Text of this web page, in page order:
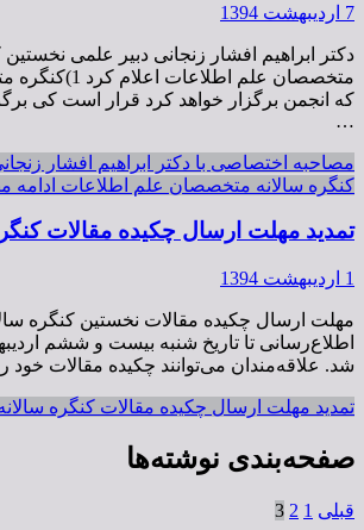
7 اردیبهشت 1394
دکتر ابراهیم افشار زنجانی دبیر علمی نخستین
متخصصان علم
که انجمن برگزار خواهد کرد قرار است کی
…
مصاحبه اختصاصی با دکتر ابراهیم افشار
کنگره سالانه متخصصان علم اطلاعات ادامه
تمدید مهلت ارسال چکیده مقالات
1 اردیبهشت 1394
مهلت ارسال چکیده مقالات نخستین کنگره
شد. علاقه‌مندان می‌توانند چکیده مقالات خود
تمدید مهلت ارسال چکیده مقالات کنگره
صفحه‌بندی نوشته‌ها
قبلی 1
2
3